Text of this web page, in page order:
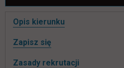
Pomiń
nawigacje
Opis kierunku
Zapisz się
Zasady rekrutacji